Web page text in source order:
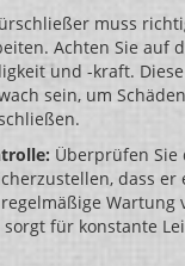
muss
Achten Sie auf
und -kraft.
sein, um
Überprüfen
dass er
Wartung
für konstante